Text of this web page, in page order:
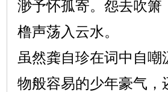
渺予怀孤寄。怨去吹
橹声荡入云水。
虽然龚自珍在词中自
物般容易的少年豪气，